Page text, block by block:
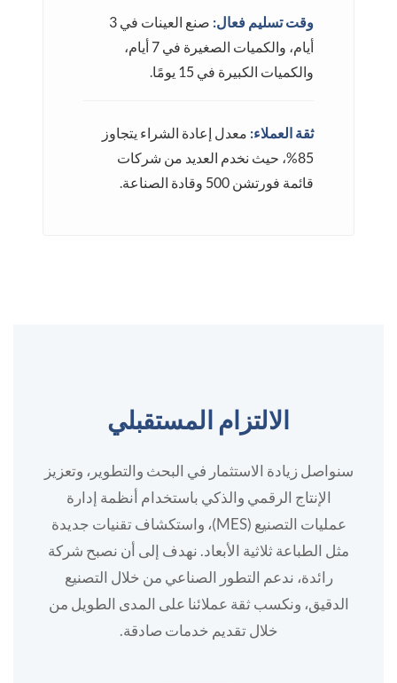
وقت تسليم فعال:
صنع العينات في 3
أيام، والكميات الصغيرة في 7 أيام،
والكميات الكبيرة في 15 يومًا.
ثقة العملاء: معدل إعادة الشراء يتجاوز
85%، حيث نخدم العديد من شركات
قائمة فورتشن 500 وقادة الصناعة.
الالتزام المستقبلي
سنواصل زيادة الاستثمار في البحث والتطوير، وتعزيز
الإنتاج الرقمي والذكي باستخدام أنظمة إدارة
عمليات التصنيع (MES)، واستكشاف تقنيات جديدة
مثل الطباعة ثلاثية الأبعاد. نهدف إلى أن نصبح شركة
رائدة، ندعم التطور الصناعي من خلال التصنيع
الدقيق، ونكسب ثقة عملائنا على المدى الطويل من
خلال تقديم خدمات صادقة.